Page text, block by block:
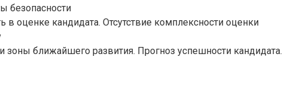
безопасности
оценке кандидата. Отсутствие комплексности оценки
ближайшего развития. Прогноз успешности кандидата.